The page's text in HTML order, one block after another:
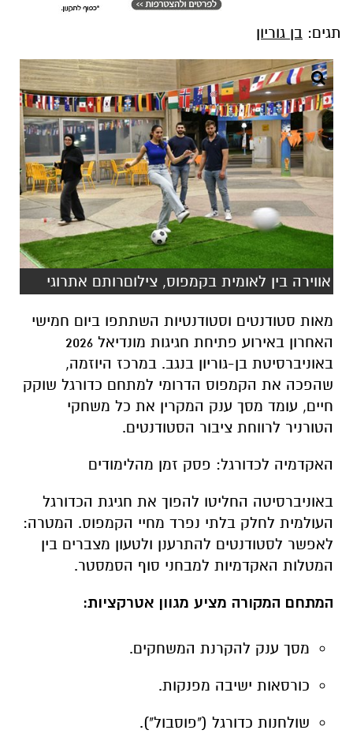
אווירה בין לאומית בקמפוס, צילוםרותם אתרוגי
מאות סטודנטים וסטודנטיות השתתפו ביום חמישי
האחרון באירוע פתיחת חגיגות מונדיאל 2026
באוניברסיטת בן-גוריון בנגב. במרכז היוזמה,
חיים, עומד מסך ענק המקרין את כל משחקי
הטורניר לרווחת ציבור הסטודנטים.
האקדמיה לכדורגל: פסק זמן מהלימודים
באוניברסיטה החליטו להפוך את חגיגת הכדורגל
לאפשר לסטודנטים להתרענן ולטעון מצברים בין
המתחם המקורה מציע מגוון אטרקציות:
מסך ענק להקרנת המשחקים.
כורסאות ישיבה מפנקות.
שולחנות כדורגל ("פוסבול").
עמדות בעיטה לשער.
ההפנינג החגיגי נערך בלב הקמפוס, מרחק חמש